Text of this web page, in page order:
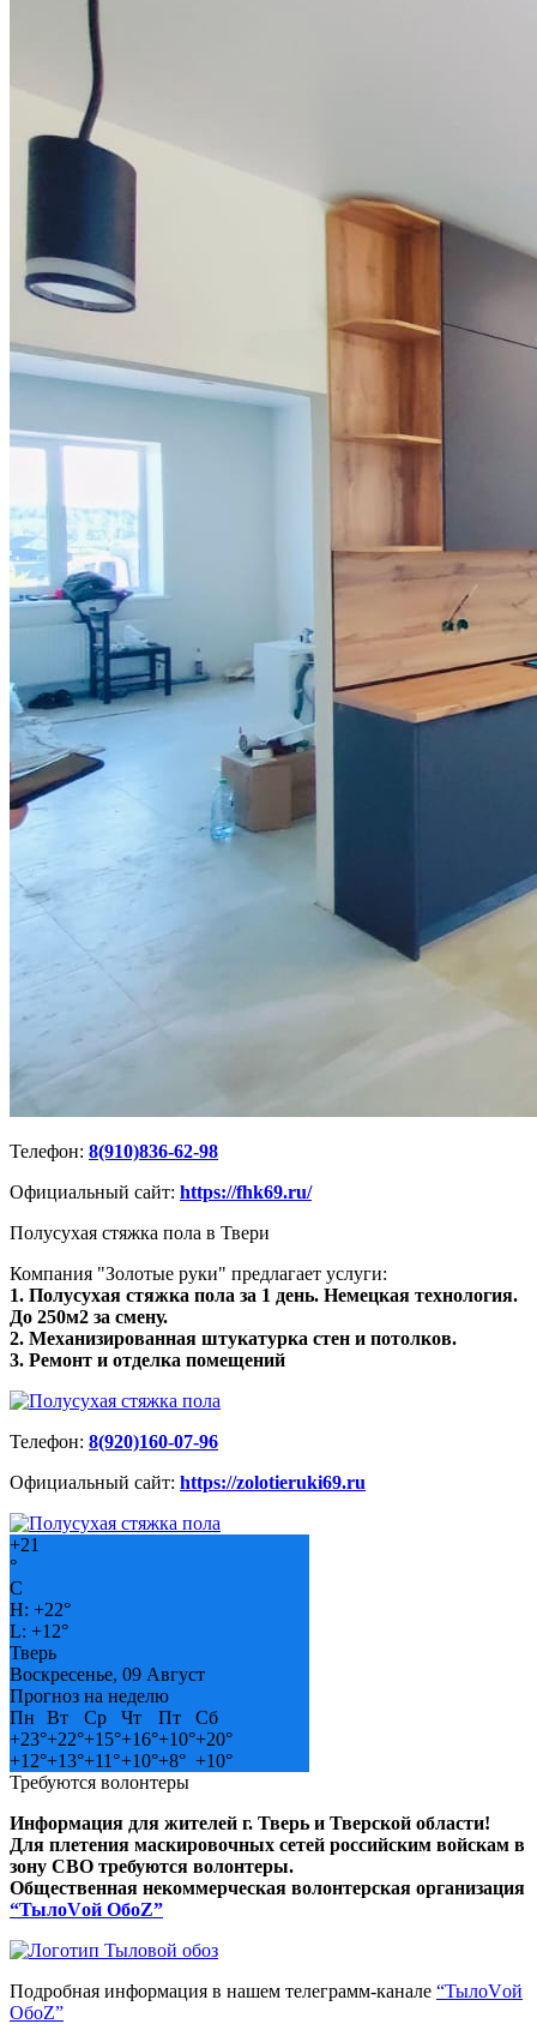
Телефон: 8(910)836-62-98
Официальный сайт: https://fhk69.ru/
Полусухая стяжка пола в Твери
Компания "Золотые руки" предлагает услуги:
1. Полусухая стяжка пола за 1 день. Немецкая технология.
До 250м2 за смену.
2. Механизированная штукатурка стен и потолков.
3. Ремонт и отделка помещений
Телефон: 8(920)160-07-96
Официальный сайт: https://zolotieruki69.ru
+21
°
C
H: +22°
L: +12°
Тверь
Воскресенье, 09 Август
Прогноз на неделю
Пн
Вт Ср Чт Пт
Сб
+23°+22°+15°+16°+10°+20°
+12°+13°+11°+10°+8° +10°
Требуются волонтеры
Информация для жителей г. Тверь и Тверской области!
Для плетения маскировочных сетей российским войскам в
зону СВО требуются волонтеры.
Общественная некоммерческая волонтерская организация
“ТылоVой ОбоZ”
Подробная информация в нашем телеграмм-канале “ТылоVой
ОбоZ”